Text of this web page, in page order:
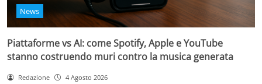
News
Piattaforme vs AI: come Spotify, Apple e YouTube
stanno costruendo muri contro la musica generata
Redazione 4 Agosto 2026